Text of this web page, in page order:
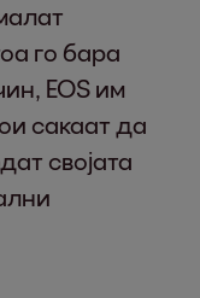
го бара
EOS им
сакаат да
својата